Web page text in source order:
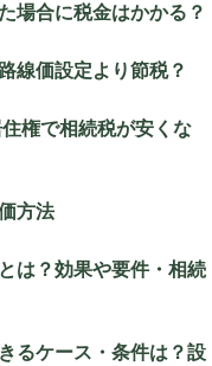
場合に税金はかかる？
線価設定より節税？
権で相続税が安くな
方法
は？効果や要件・相続
るケース・条件は？設